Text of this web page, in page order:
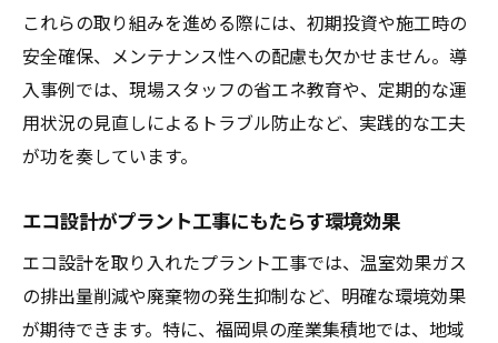
は
プラント工事と配管設計の連携による効率
向上
エコ設計導入時の配管設計チェックポイン
水素プラント設計と地域発展のつながり
プラント工事の現場で高まる水素プラント
設計の重要性
水素プラント設計が地域産業にもたらす未
これらの取り組みを進める際には、初期投資や施工時の
安全確保、メンテナンス性への配慮も欠かせません。導
入事例では、現場スタッフの省エネ教育や、定期的な運
用状況の見直しによるトラブル防止など、実践的な工夫
が功を奏しています。
エコ設計がプラント工事にもたらす環境効果
エコ設計を取り入れたプラント工事では、温室効果ガス
の排出量削減や廃棄物の発生抑制など、明確な環境効果
が期待できます。特に、福岡県の産業集積地では、地域